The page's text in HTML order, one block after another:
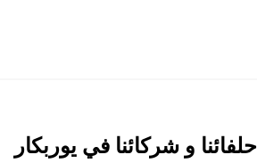
حلفائنا و شركائنا في يوربكار